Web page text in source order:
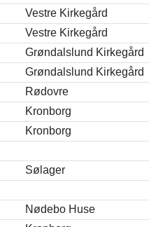
Vestre Kirkegård
Vestre Kirkegård
Grøndalslund Kirkegård
Grøndalslund Kirkegård
Rødovre
Kronborg
Kronborg
Sølager
Nødebo Huse